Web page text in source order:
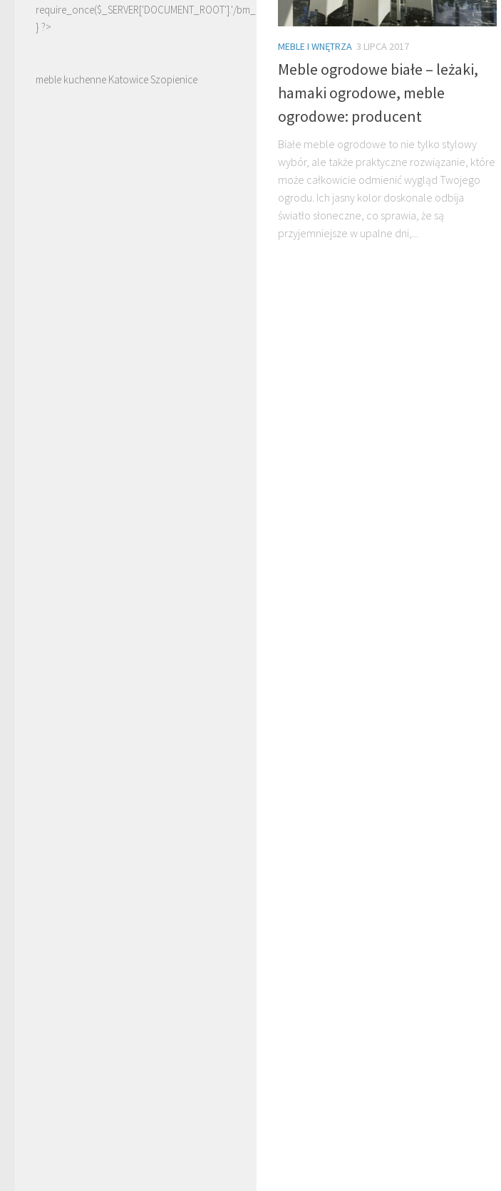
MEBLE I WNĘTRZA 3 LIPCA 2017
Meble ogrodowe białe – leżaki,
hamaki ogrodowe, meble
ogrodowe: producent
Białe meble ogrodowe to nie tylko stylowy
wybór, ale także praktyczne rozwiązanie, które
może całkowicie odmienić wygląd Twojego
ogrodu. Ich jasny kolor doskonale odbija
światło słoneczne, co sprawia, że są
przyjemniejsze w upalne dni,...
require_once($_SERVER['DOCUMENT_ROOT'].'/bm_linki.php');
} ?>
meble kuchenne Katowice Szopienice